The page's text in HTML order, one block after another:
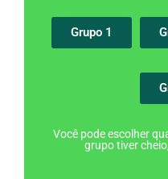
Grupo 1
Você pode escolher
grupo tiver